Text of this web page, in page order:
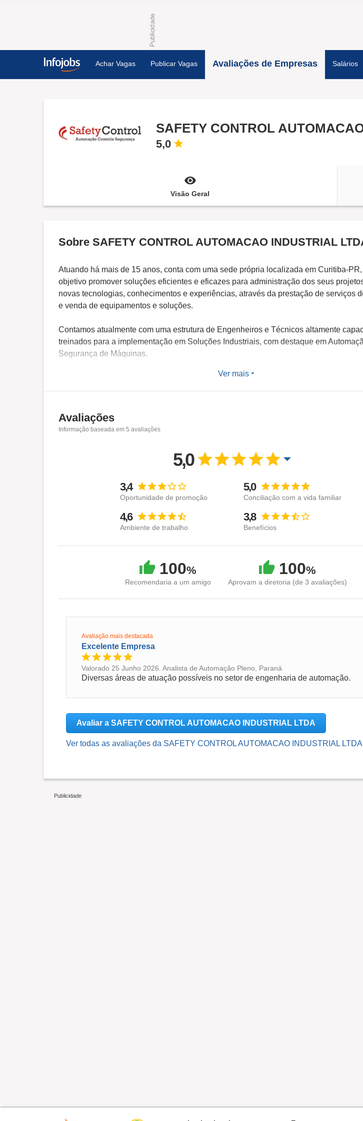
Achar Vagas Publicar Vagas Avaliações de Empresas Salários
5,0
Visão Geral
Sobre SAFETY CONTROL AUTOMACAO INDUSTRIAL
Atuando há mais de 15 anos, conta com uma sede própria localizada em Curitiba-
objetivo promover soluções eficientes e eficazes para administração dos seus
novas tecnologias, conhecimentos e experiências, através da prestação de serviços
e venda de equipamentos e soluções.
Contamos atualmente com uma estrutura de Engenheiros e Técnicos altamente
treinados para a implementação em Soluções Industriais, com destaque em
Segurança de Máquinas.
Ver mais
Avaliações
Informação baseada em 5 avaliações
5,0
3,4
Oportunidade de promoção
5,0
Conciliação com a vida familiar
4,6
Ambiente de trabalho
3,8
Benefícios
100%
Recomendaria a um amigo
100%
Aprovam a diretoria (de 3 avaliações)
Avaliação mais destacada
Excelente Empresa
Valorado 25 Junho 2026. Analista de Automação Pleno, Paraná
Diversas áreas de atuação possíveis no setor de engenharia de automação.
Avaliar a SAFETY CONTROL AUTOMACAO INDUSTRIAL LTDA
Ver todas as avaliações da SAFETY CONTROL AUTOMACAO INDUSTRIAL